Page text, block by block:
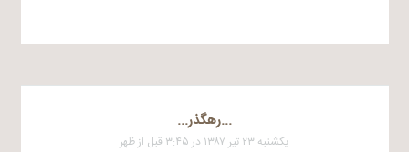
...رهگذر...
یکشنبه ۲۳ تیر ۱۳۸۷ در ۳:۴۵ قبل از ظهر